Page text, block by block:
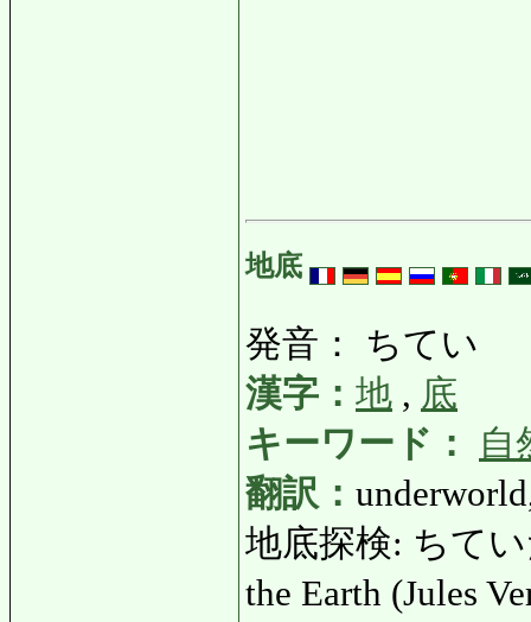
地底
発音： ちてい
漢字： 地 , 底
キーワード：
自
翻訳：
地底探検: ちてい
the Earth (Jules